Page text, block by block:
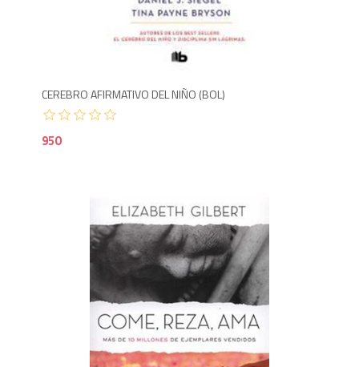
CEREBRO AFIRMATIVO DEL NIÑO (BOL)
950